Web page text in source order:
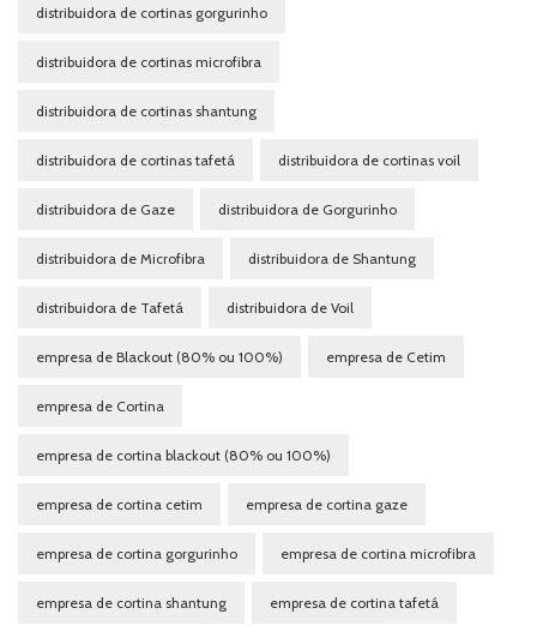
distribuidora de cortinas gorgurinho
distribuidora de cortinas microfibra
distribuidora de cortinas shantung
distribuidora de cortinas tafetá distribuidora de cortinas voil
distribuidora de Gaze distribuidora de Gorgurinho
distribuidora de Microfibra distribuidora de Shantung
distribuidora de Tafetá distribuidora de Voil
empresa de Blackout (80% ou 100%) empresa de Cetim
empresa de Cortina
empresa de cortina blackout (80% ou 100%)
empresa de cortina cetim empresa de cortina gaze
empresa de cortina gorgurinho empresa de cortina microfibra
empresa de cortina shantung empresa de cortina tafetá